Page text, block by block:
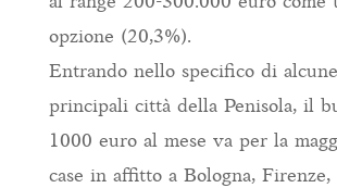
opzione (20,3%).
Entrando nello specifico di
principali città della Penisola, il
1000 euro al mese va per la
case in affitto a Bologna,